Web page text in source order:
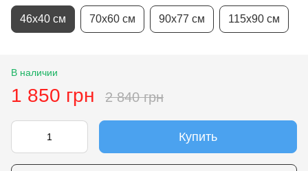
46х40 см 70х60 см 90х77 см 115х90 см
В наличии
1 850 грн 2 840 грн
Купить